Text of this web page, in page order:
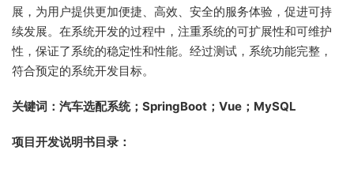
展，为用户提供更加便捷、高效、安全的服务体验，促进可持
续发展。在系统开发的过程中，注重系统的可扩展性和可维护
性，保证了系统的稳定性和性能。经过测试，系统功能完整，
符合预定的系统开发目标。
关键词：汽车选配系统；SpringBoot；Vue；MySQL
项目开发说明书目录：